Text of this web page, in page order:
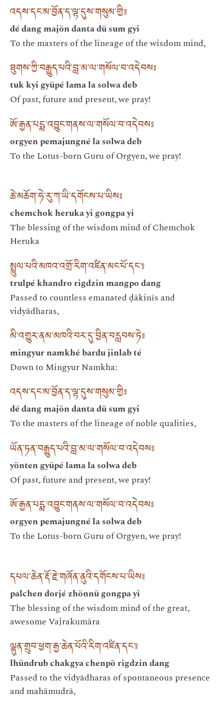
འདས་དང་མ་བྱོན་ད་ལྟ་དུས་གསུམ་གྱི༔
dé dang majön danta dü sum gyi
To the masters of the lineage of the wisdom mind,
ཐུགས་ཀྱི་བརྒྱུད་པའི་བླ་མ་ལ་གསོལ་བ་འདེབས༔
tuk kyi gyüpé lama la solwa deb
Of past, future and present, we pray!
ཨོ་རྒྱན་པདྨ་འབྱུང་གནས་ལ་གསོལ་བ་འདེབས༔
orgyen pemajungné la solwa deb
To the Lotus-born Guru of Orgyen, we pray!
ཆེ་མཆོག་ཧེ་རུ་ཀ་ཡི་དགོངས་པ་ཡིས༔
chemchok heruka yi gongpa yi
The blessing of the wisdom mind of Chemchok
Heruka
སྤྲུལ་པའི་མཁའ་འགྲོ་རིག་འཛིན་མང་པོ་དང་༔
trulpé khandro rigdzin mangpo dang
Passed to countless emanated ḍākinīs and
vidyādharas,
མི་འགྱུར་ནམ་མཁའི་བར་དུ་བྱིན་བརླབས་ཏེ༔
mingyur namkhé bardu jinlab té
Down to Mingyur Namkha:
འདས་དང་མ་བྱོན་ད་ལྟ་དུས་གསུམ་གྱི༔
dé dang majön danta dü sum gyi
To the masters of the lineage of noble qualities,
ཡོན་ཏན་བརྒྱུད་པའི་བླ་མ་ལ་གསོལ་བ་འདེབས༔
yönten gyüpé lama la solwa deb
Of past, future and present, we pray!
ཨོ་རྒྱན་པདྨ་འབྱུང་གནས་ལ་གསོལ་བ་འདེབས༔
orgyen pemajungné la solwa deb
To the Lotus-born Guru of Orgyen, we pray!
དཔལ་ཆེན་རྡོ་རྗེ་གཞོན་ནུའི་དགོངས་པ་ཡིས༔
palchen dorjé zhönnü gongpa yi
The blessing of the wisdom mind of the great,
awesome Vajrakumāra
ལྷུན་གྲུབ་ཕྱག་རྒྱ་ཆེན་པོའི་རིག་འཛིན་དང་༔
lhündrub chakgya chenpö rigdzin dang
Passed to the vidyādharas of spontaneous presence
and mahāmudrā,